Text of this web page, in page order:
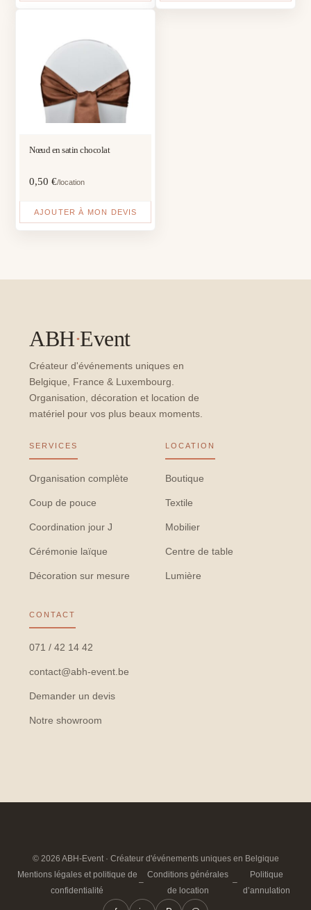
Nœud en satin chocolat
0,50€/location
AJOUTER À MON DEVIS
ABH·Event
Créateur d'événements uniques en
Belgique, France & Luxembourg.
Organisation, décoration et location de
matériel pour vos plus beaux moments.
SERVICES
Organisation complète
Coup de pouce
Coordination jour J
Cérémonie laïque
Décoration sur mesure
LOCATION
Boutique
Textile
Mobilier
Centre de table
Lumière
CONTACT
071 / 42 14 42
contact@abh-event.be
Demander un devis
Notre showroom
© 2026 ABH-Event · Créateur d'événements uniques en Belgique
Mentions légales et politique de
confidentialité
–
Conditions générales
de location
–
Politique
d’annulation